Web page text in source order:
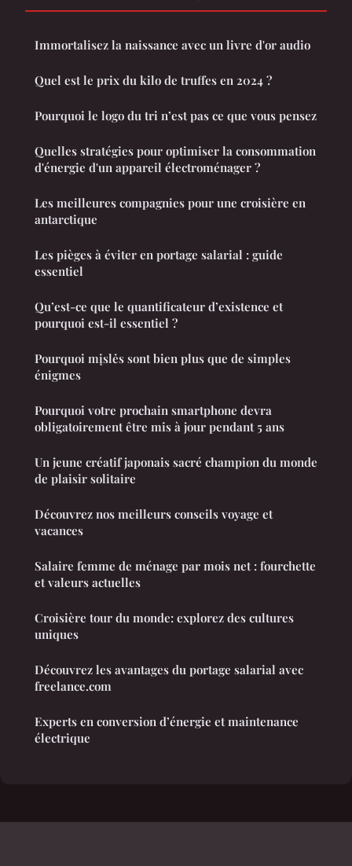
Immortalisez la naissance avec un livre d'or audio
Quel est le prix du kilo de truffes en 2024 ?
Pourquoi le logo du tri n’est pas ce que vous pensez
Quelles stratégies pour optimiser la consommation
d'énergie d'un appareil électroménager ?
Les meilleures compagnies pour une croisière en
antarctique
Les pièges à éviter en portage salarial : guide
essentiel
Qu’est-ce que le quantificateur d’existence et
pourquoi est-il essentiel ?
Pourquoi mįslės sont bien plus que de simples
énigmes
Pourquoi votre prochain smartphone devra
obligatoirement être mis à jour pendant 5 ans
Un jeune créatif japonais sacré champion du monde
de plaisir solitaire
Découvrez nos meilleurs conseils voyage et
vacances
Salaire femme de ménage par mois net : fourchette
et valeurs actuelles
Croisière tour du monde: explorez des cultures
uniques
Découvrez les avantages du portage salarial avec
freelance.com
Experts en conversion d’énergie et maintenance
électrique